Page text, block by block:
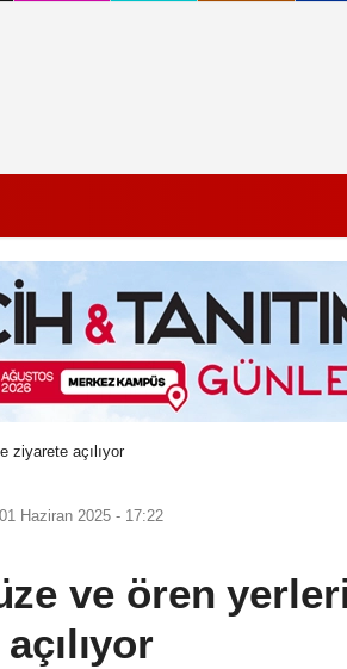
ziyarete açılıyor
Haziran 2025 - 17:22
ve ören